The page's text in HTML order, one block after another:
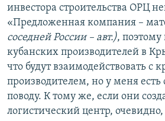
инвестора строительства ОРЦ
«Предложенная компания –
соседней России – авт.), поэтому
кубанских производителей в
что будут взаимодействовать с
производителем, но у меня
поводу. К тому же, если они
логистический центр, очевидно,